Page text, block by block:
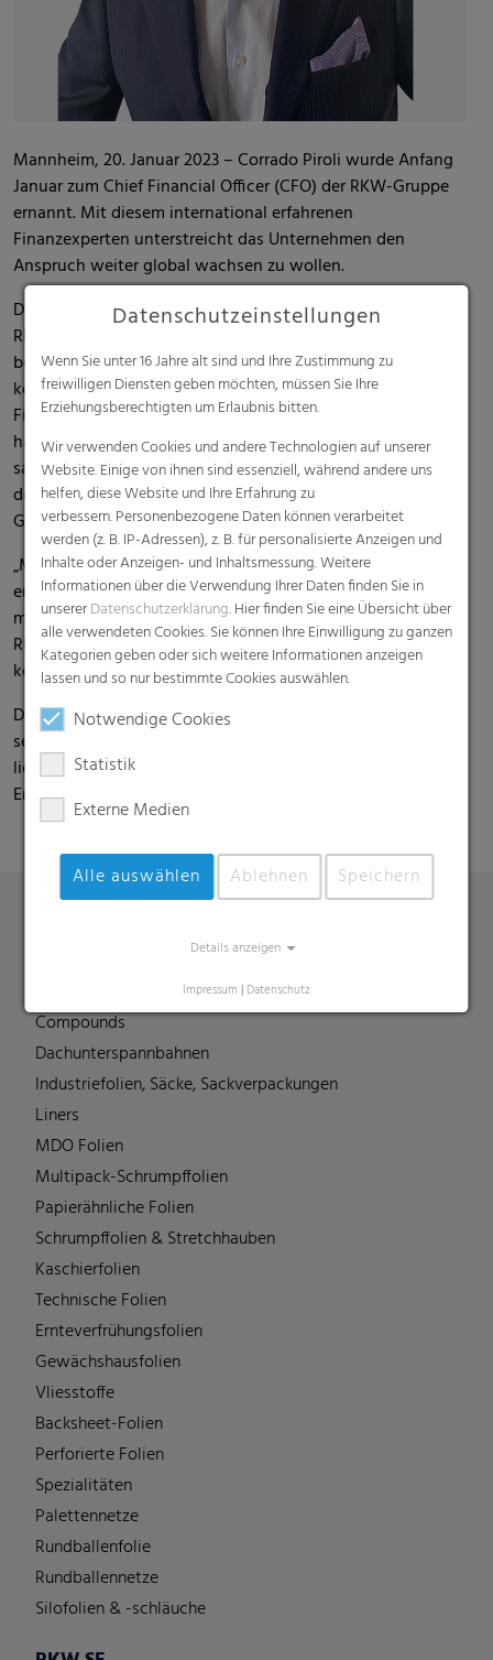
Mannheim, 20. Januar 2023 – Corrado Piroli wurde Anfang
Januar zum Chief Financial Officer (CFO) der RKW-Gruppe
ernannt. Mit diesem international erfahrenen
Finanzexperten unterstreicht das Unternehmen den
Anspruch weiter global wachsen zu wollen.
Der gebürtige Italiener folgt damit auf Knud Müller, der die
RKW-Gruppe Ende 2022 verlassen hat, um sich neuen
beruflichen Herausforderungen zuzuwenden. Corrado
kommt von der Seves Group zur RKW. Dort war der
Finanzexperte zuletzt mehr als 10 Jahre als CFO tätig, zuvor
hatte er verschiedene Corporate Finanzfunktionen inne und
sammelte internationale Berufserfahrung unter anderem in
den Bereichen Group Accounting, Group Controlling,
Group Treasury und IT.
„Mit Corrado Piroli haben wir einen international
erfahrenen CFO für die RKW gewinnen können, gemeinsam
mit ihm werden wir die zukünftigen Herausforderungen der
RKW erfolgreich bewältigen und weiterhin wachsen
können“, sagt Peter Baumgartner, CEO der RKW-Gruppe.
Der aus Parma stammende 47-jährige Corrado Piroli über
seine neuen Aufgaben als Finanz-Vorstand bei RKW: „Ich
liebe Manufacturing und freue mich, die internationale
Entwicklung der RKW zu begleiten und voranzutreiben.“
Datenschutzeinstellungen
Wenn Sie unter 16 Jahre alt sind und Ihre Zustimmung zu
freiwilligen Diensten geben möchten, müssen Sie Ihre
Erziehungsberechtigten um Erlaubnis bitten.
Wir verwenden Cookies und andere Technologien auf unserer
Website. Einige von ihnen sind essenziell, während andere uns
helfen, diese Website und Ihre Erfahrung zu
verbessern. Personenbezogene Daten können verarbeitet
werden (z. B. IP-Adressen), z. B. für personalisierte Anzeigen und
Inhalte oder Anzeigen- und Inhaltsmessung. Weitere
Informationen über die Verwendung Ihrer Daten finden Sie in
unsererDatenschutzerklärung. Hier finden Sie eine Übersicht über
alle verwendeten Cookies. Sie können Ihre Einwilligung zu ganzen
Kategorien geben oder sich weitere Informationen anzeigen
lassen und so nur bestimmte Cookies auswählen.
Notwendige Cookies
Statistik
Externe Medien
Alle auswählen Ablehnen Speichern
Details anzeigen
Impressum | Datenschutz
Compounds
Dachunterspannbahnen
Industriefolien, Säcke, Sackverpackungen
Liners
MDO Folien
Multipack-Schrumpffolien
Papierähnliche Folien
Schrumpffolien & Stretchhauben
Kaschierfolien
Technische Folien
Ernteverfrühungsfolien
Gewächshausfolien
Vliesstoffe
Backsheet-Folien
Perforierte Folien
Spezialitäten
Palettennetze
Rundballenfolie
Rundballennetze
Silofolien & -schläuche